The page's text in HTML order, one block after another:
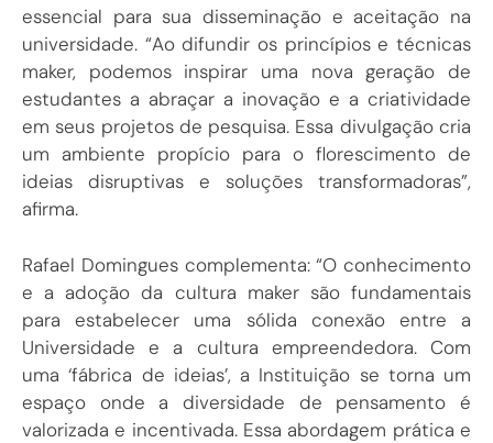
essencial para sua disseminação e aceitação na
universidade. “Ao difundir os princípios e técnicas
maker, podemos inspirar uma nova geração de
estudantes a abraçar a inovação e a criatividade
em seus projetos de pesquisa. Essa divulgação cria
um ambiente propício para o florescimento de
ideias disruptivas e soluções transformadoras”,
afirma.
Rafael Domingues complementa: “O conhecimento
e a adoção da cultura maker são fundamentais
para estabelecer uma sólida conexão entre a
Universidade e a cultura empreendedora. Com
uma ‘fábrica de ideias’, a Instituição se torna um
espaço onde a diversidade de pensamento é
valorizada e incentivada. Essa abordagem prática e